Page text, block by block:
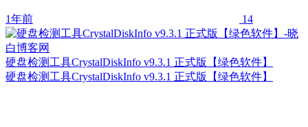
1年前 14
硬盘检测工具CrystalDiskInfo v9.3.1 正式版【绿色软件】
硬盘检测工具CrystalDiskInfo v9.3.1 正式版【绿色软件】